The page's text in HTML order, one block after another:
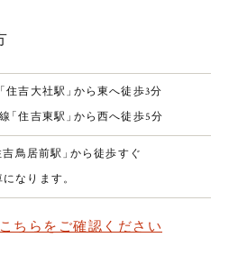
住吉大社駅」から東へ徒歩3分
「住吉東駅」から西へ徒歩5分
吉鳥居前駅」から徒歩すぐ
なります。
ちらをご確認ください